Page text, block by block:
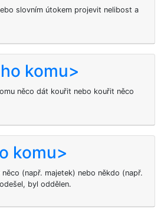
slovním útokem projevit nelibost a
komu>
něco dát kouřit nebo kouřit něco
komu>
(např. majetek) nebo někdo (např.
byl oddělen.